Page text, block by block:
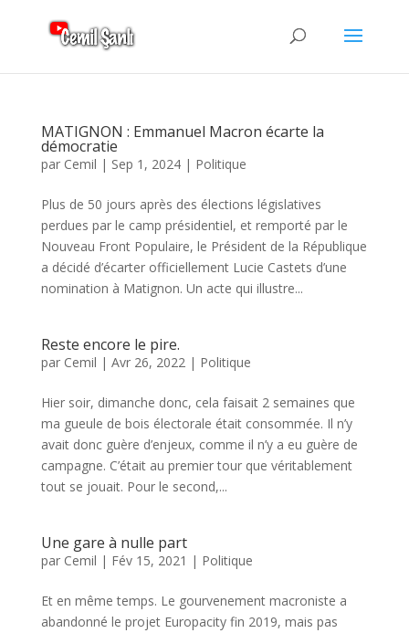
MATIGNON : Emmanuel Macron écarte la
démocratie
par Cemil | Sep 1, 2024| Politique
Plus de 50 jours après des élections législatives
perdues par le camp présidentiel, et remporté par le
Nouveau Front Populaire, le Président de la République
a décidé d’écarter officiellement Lucie Castets d’une
nomination à Matignon. Un acte qui illustre...
Reste encore le pire.
par Cemil | Avr 26, 2022| Politique
Hier soir, dimanche donc, cela faisait 2 semaines que
ma gueule de bois électorale était consommée. Il n’y
avait donc guère d’enjeux, comme il n’y a eu guère de
campagne. C’était au premier tour que véritablement
tout se jouait. Pour le second,...
Une gare à nulle part
par Cemil | Fév 15, 2021 | Politique
Et en même temps. Le gourvenement macroniste a
abandonné le projet Europacity fin 2019, mais pas